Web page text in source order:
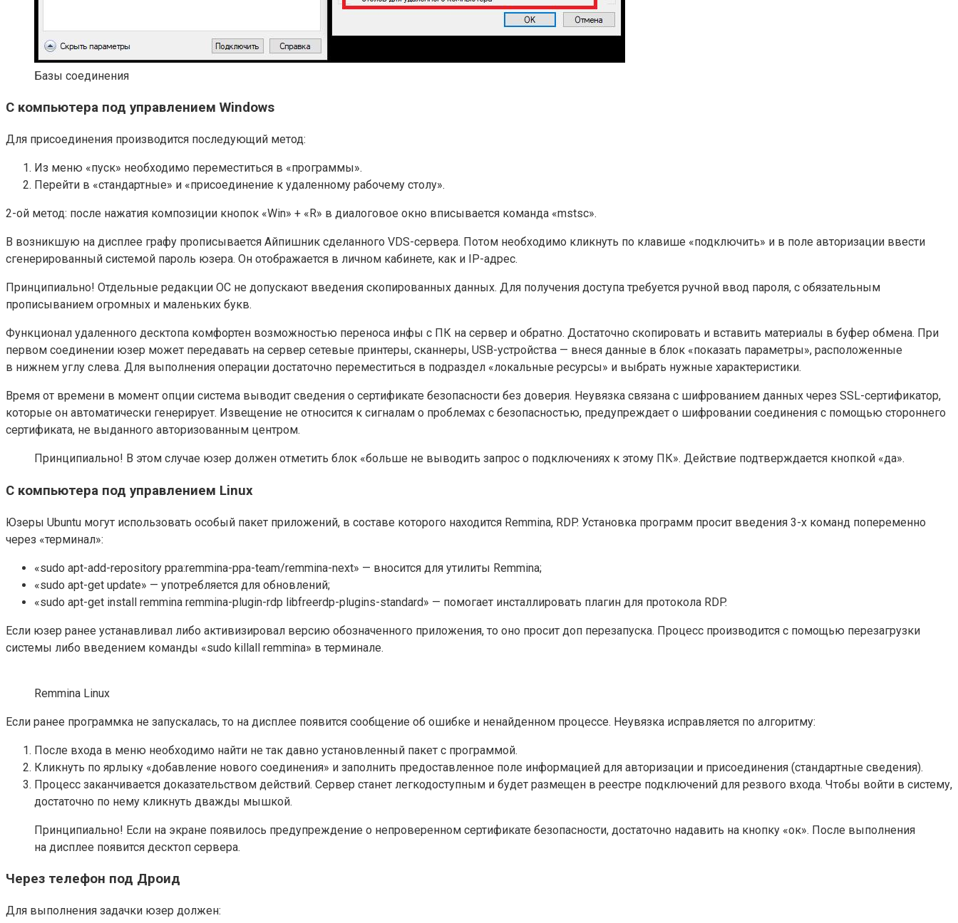
Базы соединения
С компьютера под управлением Windows
Для присоединения производится последующий метод:
Из меню «пуск» необходимо переместиться в «программы».
Перейти в «стандартные» и «присоединение к удаленному рабочему столу».
2-ой метод: после нажатия композиции кнопок «Win» + «R» в диалоговое окно вписывается команда «mstsc».
В возникшую на дисплее графу прописывается Айпишник сделанного VDS-сервера. Потом необходимо кликнуть по клавише «подключить» и в поле авторизации ввести
сгенерированный системой пароль юзера. Он отображается в личном кабинете, как и IP-адрес.
Принципиально! Отдельные редакции ОС не допускают введения скопированных данных. Для получения доступа требуется ручной ввод пароля, с обязательным
прописыванием огромных и маленьких букв.
Функционал удаленного десктопа комфортен возможностью переноса инфы с ПК на сервер и обратно. Достаточно скопировать и вставить материалы в буфер обмена. При
первом соединении юзер может передавать на сервер сетевые принтеры, сканнеры, USB-устройства — внеся данные в блок «показать параметры», расположенные
в нижнем углу слева. Для выполнения операции достаточно переместиться в подраздел «локальные ресурсы» и выбрать нужные характеристики.
Время от времени в момент опции система выводит сведения о сертификате безопасности без доверия. Неувязка связана с шифрованием данных через SSL-сертификатор,
которые он автоматически генерирует. Извещение не относится к сигналам о проблемах с безопасностью, предупреждает о шифровании соединения с помощью стороннего
сертификата, не выданного авторизованным центром.
Принципиально! В этом случае юзер должен отметить блок «больше не выводить запрос о подключениях к этому ПК». Действие подтверждается кнопкой «да».
С компьютера под управлением Linux
Юзеры Ubuntu могут использовать особый пакет приложений, в составе которого находится Remmina, RDP. Установка программ просит введения 3-х команд попеременно
через «терминал»:
«sudo apt-add-repository ppa:remmina-ppa-team/remmina-next» — вносится для утилиты Remmina;
«sudo apt-get update» — употребляется для обновлений;
«sudo apt-get install remmina remmina-plugin-rdp libfreerdp-plugins-standard» — помогает инсталлировать плагин для протокола RDP.
Если юзер ранее устанавливал либо активизировал версию обозначенного приложения, то оно просит доп перезапуска. Процесс производится с помощью перезагрузки
системы либо введением команды «sudo killall remmina» в терминале.
Remmina Linux
Если ранее программка не запускалась, то на дисплее появится сообщение об ошибке и ненайденном процессе. Неувязка исправляется по алгоритму:
После входа в меню необходимо найти не так давно установленный пакет с программой.
Кликнуть по ярлыку «добавление нового соединения» и заполнить предоставленное поле информацией для авторизации и присоединения (стандартные сведения).
Процесс заканчивается доказательством действий. Сервер станет легкодоступным и будет размещен в реестре подключений для резвого входа. Чтобы войти в систему,
достаточно по нему кликнуть дважды мышкой.
Принципиально! Если на экране появилось предупреждение о непроверенном сертификате безопасности, достаточно надавить на кнопку «ок». После выполнения
на дисплее появится десктоп сервера.
Через телефон под Дроид
Для выполнения задачки юзер должен: